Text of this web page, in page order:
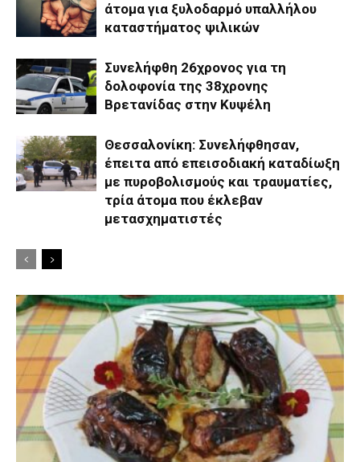
άτομα για ξυλοδαρμό υπαλλήλου
καταστήματος ψιλικών
Συνελήφθη 26χρονος για τη
δολοφονία της 38χρονης
Βρετανίδας στην Κυψέλη
Θεσσαλονίκη: Συνελήφθησαν,
έπειτα από επεισοδιακή καταδίωξη
με πυροβολισμούς και τραυματίες,
τρία άτομα που έκλεβαν
μετασχηματιστές